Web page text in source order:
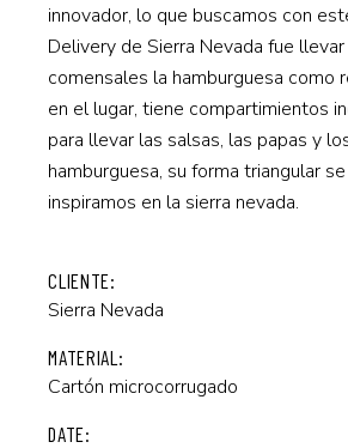
innovador, lo que buscamos con
Delivery de Sierra Nevada fue
comensales la hamburguesa como
en el lugar, tiene compartimientos
para llevar las salsas, las papas y
hamburguesa, su forma triangular
inspiramos en la sierra nevada.
CLIENTE:
Sierra Nevada
MATERIAL:
Cartón microcorrugado
DATE: